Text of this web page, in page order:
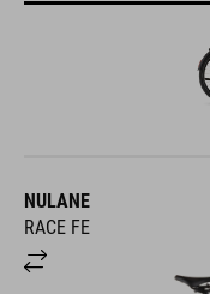
NULANE
RACE FE